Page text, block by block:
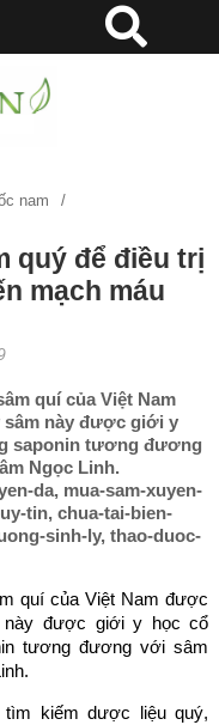
nam
nhân bị tai biến mạch
quý để điều trị
mạch máu
quí của Việt Nam
này được giới y
saponin tương đương
Ngọc Linh.
da, mua-sam-xuyen-
tin, chua-tai-bien-
sinh-ly, thao-duoc-
quí của Việt Nam được
này được giới y học cổ
tương đương với sâm
kiếm dược liệu quý,